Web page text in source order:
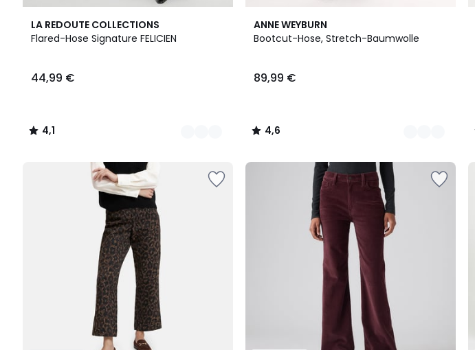
LA REDOUTE COLLECTIONS
Flared-Hose Signature FELICIEN
€.
44,99 €
4,1
/ 5
3
Farben
4,1
/
ANNE WEYBURN
Bootcut-Hose, Stretch-Baumwolle
89,99 €
4,6
/ 5
2
Farben
4,6
/